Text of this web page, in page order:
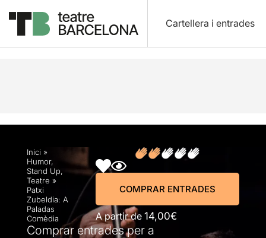
Cartellera i entrades
Descripció Horaris Fitxa artística Fotos i
Inici »
Humor,
Stand Up,
Teatre »
Patxi
Zubeldia: A
Paladas
Comèdia
A partir de 14,00€
COMPRAR ENTRADES
Comprar entrades per a